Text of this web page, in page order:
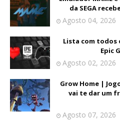
da SEGA
Agosto 04, 2026
Lista com todos
Epic
Agosto 02, 2026
Grow Home |
vai te dar um
Agosto 07, 2026